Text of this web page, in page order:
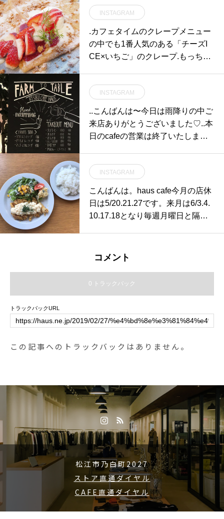
INSTAGRAM
.カフェタイムのクレープメニュー
の中でも1番人気のある「チーズI
CE×いちご」のクレープ.もっちり
苺ソースと練乳が相性がとても良
い一皿です️.アクセントにトッピン
グされたクランブルもサクサクし
ていて食感の変化も楽しめます.
00〜20:00.◎TABLE HÅUSモーニ
ング9:00〜11:00（Lo.11:00）ラン
チ 11:30〜14:00（Lo.14:00）カフ
ェ 14:00〜18:00(Lo.17:30)#HAUS
#HÅUS#TABLEHAUS#hausmatsu
e#haus_matsue#galette#crepe#ガ
レット#クレープ#クレープリー#
#テイクアウトドリンク#パスタ#
INSTAGRAM
..こんばんは〜今日は雨降りの中ご
来店ありがとうございました♡..本
日のcafeの営業は終了いたしまし
いたします◎..明日は通常通りディ
ナーも営業いたします。ご迷惑を
おかけしますが何卒、よろしくお
願いいたします……#hausmatsue
根カフェ#松江 #島根#cafe #カフ
INSTAGRAM
こんばんは。haus cafe今月の店休
日は5/20.21.27です。来月は6/3.4.
10.17.18となり毎週月曜日と隔週
れませんがよろしくお願いいたし
す！ …..《HAUS営業時間》＊シ
ョップ 11:00-20:00.＊ビストロカ
afe #カフェ #カフェ巡り #hausma
tsue #haus_matsue #松江 #島根 #
山陰#松江カフェ #島根カフェ#島
根旅行
コメント
0 トラックバック
トラックバックURL
この記事へのトラックバックはありません。
松江市乃白町2027
ストア直通ダイヤル
CAFE直通ダイヤル